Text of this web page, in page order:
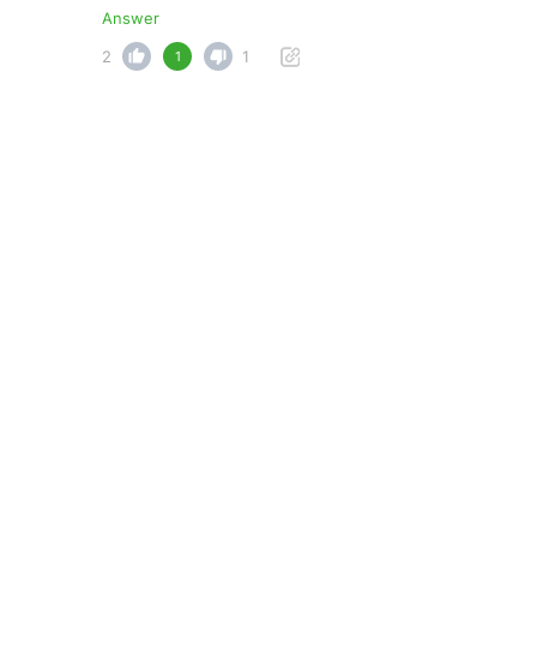
Answer
2
1 1